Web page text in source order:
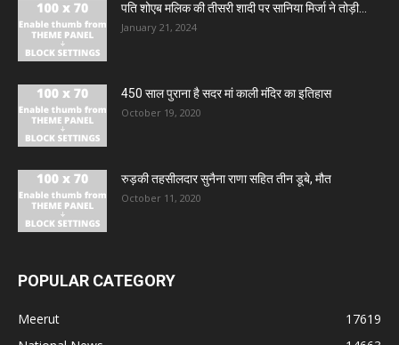
पति शोएब मलिक की तीसरी शादी पर सानिया मिर्जा ने तोड़ी...
January 21, 2024
450 साल पुराना है सदर मां काली मंदिर का इतिहास
October 19, 2020
रुड़की तहसीलदार सुनैना राणा सहित तीन डूबे, मौत
October 11, 2020
POPULAR CATEGORY
Meerut
17619